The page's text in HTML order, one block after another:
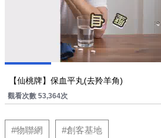
【仙桃牌】保血平丸(去羚羊角)
觀看次數 53,364次
#物聯網 #創客基地